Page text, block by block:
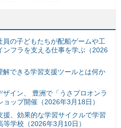
の子どもたちが配船ゲームや工
ンフラを支える仕事を学ぶ（2026
解できる学習支援ツールとは何か
イン、 豊洲で「うさプロオンラ
ップ開催（2026年3月18日）
援、効果的な学習サイクルで学習
学校（2026年3月10日）